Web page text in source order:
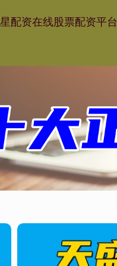
配资在线股票配资平台